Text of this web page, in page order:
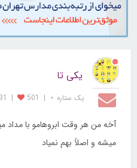
یکی تا
یک ستاره ⋆ |
501
|
آخه من هر وقت ابروهامو با مداد
میشه و اصلاً بهم نمیاد